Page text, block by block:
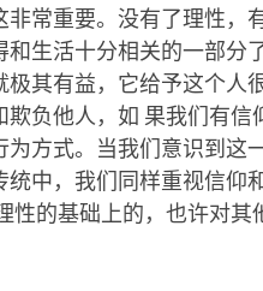
常重要。没有了理性，
和生活十分相关的一部分
极其有益，它给予这个人
欺负他人，如 果我们有
方式。当我们意识到这
统中，我们同样重视信仰
性的基础上的，也许对其